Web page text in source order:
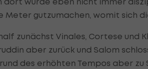
Meter gutzumachen, womit sich
zunächst Vinales, Cortese und
aber zurück und Salom
des erhöhten Tempos aber zu